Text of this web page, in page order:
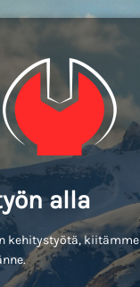
alla
kehitystyötä, kiitämme